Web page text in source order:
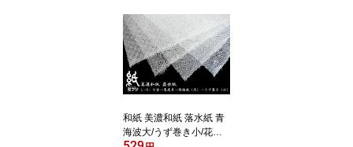
和紙 美濃和紙 落水紙 青
海波大/うず巻き小/花麻/